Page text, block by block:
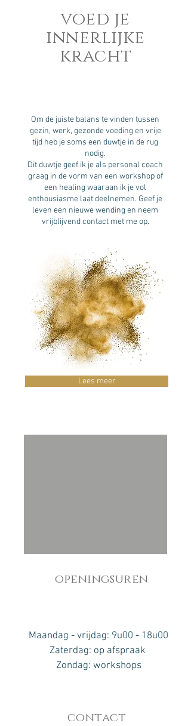
voed je
innerlijke
kracht
Om de juiste balans te vinden tussen
gezin, werk, gezonde voeding en vrije
tijd heb je soms een duwtje in de rug
nodig.
Dit duwtje geef ik je als personal coach
graag in de vorm van een workshop of
een healing waaraan ik je vol
enthousiasme laat deelnemen. Geef je
leven een nieuwe wending en neem
vrijblijvend contact met me op.
Lees meer
openingsuren
Maandag - vrijdag: 9u00 - 18u00
​​Zaterdag: op afspraak ​
Zondag: workshops
contact